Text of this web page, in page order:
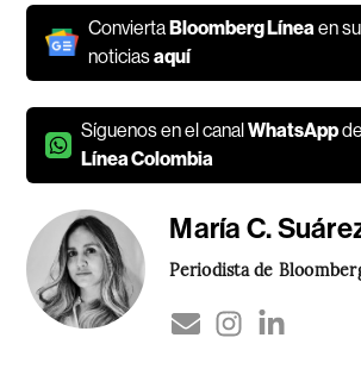
ConviertaBloomberg Línea en
noticiasaquí
Síguenos en el canalWhatsApp
Línea Colombia
María C.
Periodista de